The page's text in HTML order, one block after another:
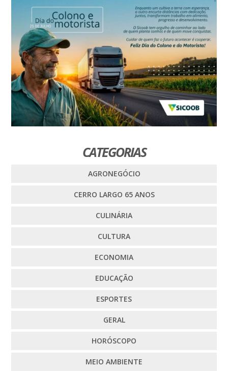
CATEGORIAS
AGRONEGÓCIO
CERRO LARGO 65 ANOS
CULINÁRIA
CULTURA
ECONOMIA
EDUCAÇÃO
ESPORTES
GERAL
HORÓSCOPO
MEIO AMBIENTE